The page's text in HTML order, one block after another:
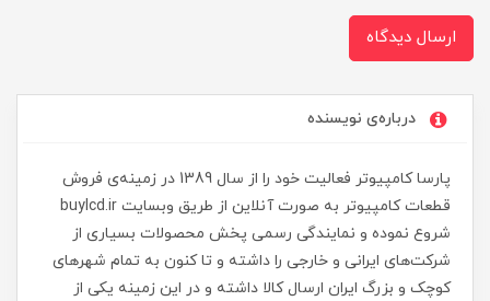
ارسال دیدگاه
درباره‌ی نویسنده
پارسا کامپیوتر فعالیت خود را از سال 1389 در زمینه‌ی فروش
قطعات کامپیوتر به صورت آنلاین از طریق وبسایت buylcd.ir
شروع نموده و نمایندگی رسمی پخش محصولات بسیاری از
شرکت‌های ایرانی و خارجی را داشته و تا کنون به تمام شهرهای
کوچک و بزرگ ایران ارسال کالا داشته و در این زمینه یکی از